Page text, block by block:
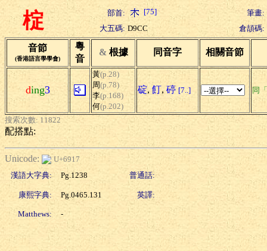
椗 部首: [75]
筆畫:
大五碼: D9CC 倉頡碼:
音節
(香港語言學學會)
粵
音
& 根據 同音字 相關音節
ding3
黃(p.28)
周(p.78)
李(p.168)
何(p.202)
碇, 飣, 碠 [7..] 同
搜索次數: 11822
配搭點:
Unicode:
U+6917
漢語大字典:
Pg.1238 普通話:
康熙字典: Pg.0465.131 英譯:
Matthews: -